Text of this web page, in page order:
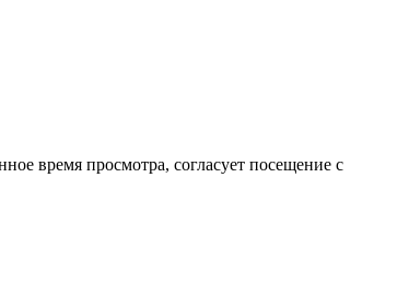
время просмотра, согласует посещение с